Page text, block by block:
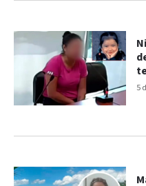
5